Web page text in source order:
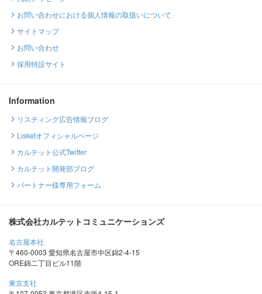
お問い合わせにおける個人情報の取扱いについて
サイトマップ
お問い合わせ
採用特設サイト
Information
リスティング広告情報ブログ
Lisketオフィシャルページ
カルテット公式Twitter
カルテット開発部ブログ
パートナー様専用フォーム
株式会社カルテットコミュニケーションズ
名古屋本社
〒460-0003 愛知県名古屋市中区錦2-4-15
ORE錦二丁目ビル11階
東京支社